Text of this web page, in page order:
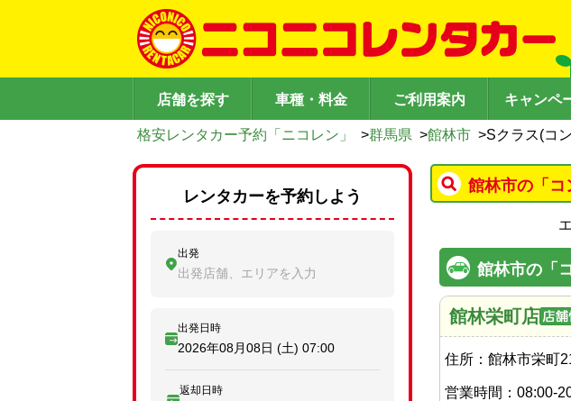
店舗を探す 車種・料金 ご利用案内 キャンペ
格安レンタカー予約「ニコレン」 >群馬県 >館林市 >Sクラス(コ
館林市の「コ
館林市の「
館林栄町店
住所： 館林市栄町
営業時間： 08:00-
レンタカーを予約しよう
出発
出発店舗、エリアを入力
出発日時
2026年08月08日 (土) 07:00
返却日時